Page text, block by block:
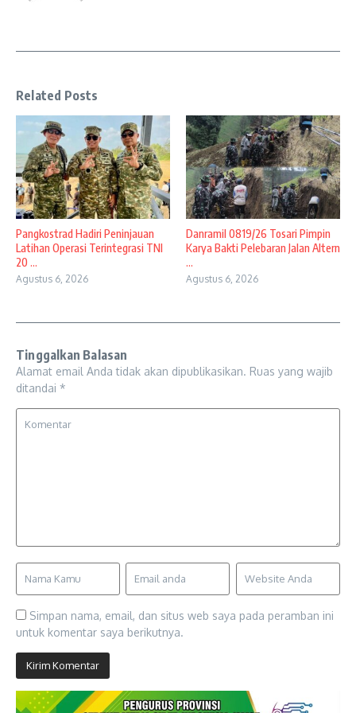
Related Posts
Pangkostrad Hadiri Peninjauan
Latihan Operasi Terintegrasi TNI
20 ...
Agustus 6, 2026
Danramil 0819/26 Tosari Pimpin
Karya Bakti Pelebaran Jalan Altern
...
Agustus 6, 2026
Tinggalkan Balasan
Alamat email Anda tidak akan dipublikasikan. Ruas yang wajib
ditandai *
Simpan nama, email, dan situs web saya pada peramban ini
untuk komentar saya berikutnya.